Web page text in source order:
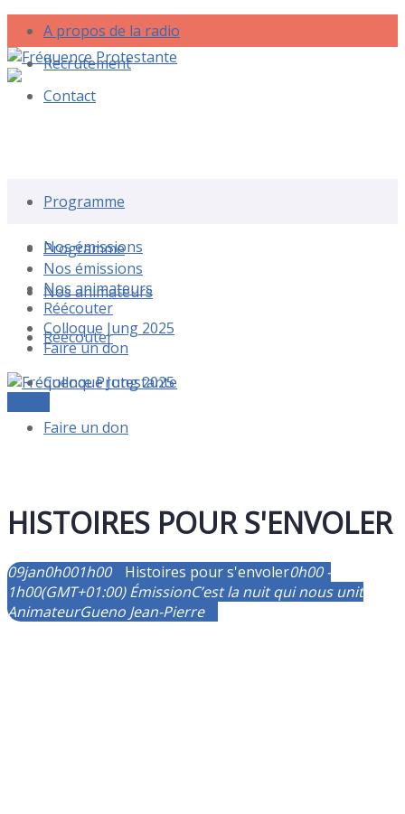
A propos de la radio
Recrutement
Contact
Programme
Nos émissions
Nos animateurs
Réécouter
Colloque Jung 2025
Faire un don
Programme
Nos émissions
Nos animateurs
Réécouter
Colloque Jung 2025
Faire un don
HISTOIRES POUR S'ENVOLER
09jan0h001h00 Histoires pour s'envoler0h00 -
1h00(GMT+01:00) ÉmissionC’est la nuit qui nous unit
AnimateurGueno Jean-Pierre